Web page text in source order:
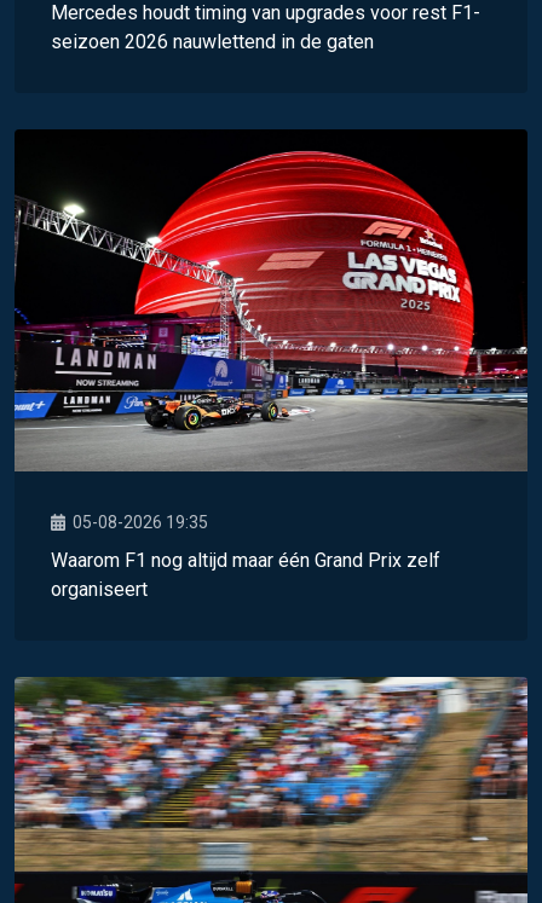
Mercedes houdt timing van upgrades voor rest F1-
seizoen 2026 nauwlettend in de gaten
05-08-2026 19:35
Waarom F1 nog altijd maar één Grand Prix zelf
organiseert